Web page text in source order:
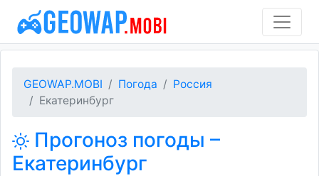
GEOWAP.MOBI Погода
Россия
Екатеринбург
Прогоноз погоды –
Екатеринбург